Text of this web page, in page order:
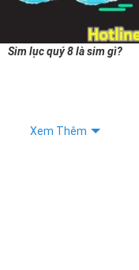
Sim lục quý 8 là sim gì?
lại cho người dùng là
Xem Thêm